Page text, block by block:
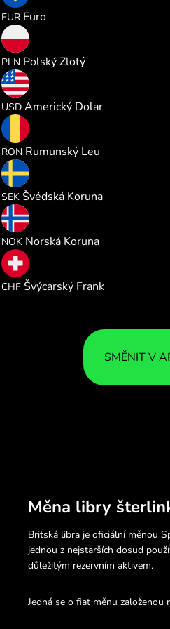
EUR Euro
PLN Polský Zlotý
USD Americký Dolar
RON Rumunský Leu
SEK Švédská Koruna
NOK Norská Koruna
CHF Švýcarský Frank
SMĚNIT V
Měna libry
Britská libra je oficiální měnou
jednou z nejstarších dosud
důležitým rezervním aktivem.
Jedná se o fiat měnu založenou